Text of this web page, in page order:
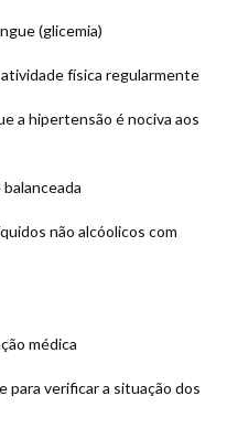
(glicemia)
física regularmente
a hipertensão é nociva aos
não alcóolicos com
médica
para verificar a situação dos